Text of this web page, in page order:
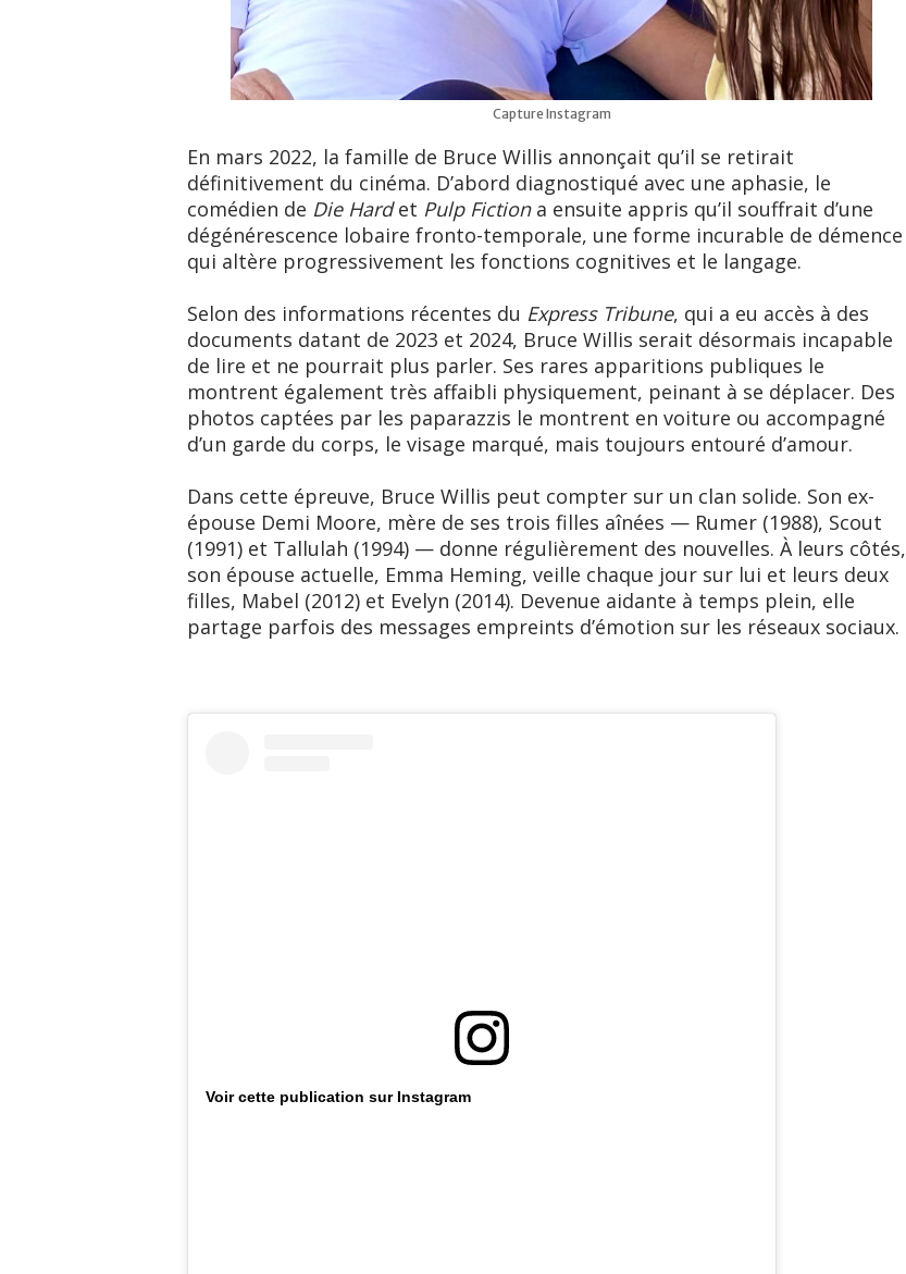
Capture Instagram
En mars 2022, la famille de Bruce Willis annonçait qu’il se retirait
définitivement du cinéma. D’abord diagnostiqué avec une aphasie, le
comédien de Die Hardet Pulp Fictiona ensuite appris qu’il souffrait d’une
dégénérescence lobaire fronto-temporale, une forme incurable de démence
qui altère progressivement les fonctions cognitives et le langage.
Selon des informations récentes du Express Tribune, qui a eu accès à des
documents datant de 2023 et 2024, Bruce Willis serait désormais incapable
de lire et ne pourrait plus parler. Ses rares apparitions publiques le
montrent également très affaibli physiquement, peinant à se déplacer. Des
photos captées par les paparazzis le montrent en voiture ou accompagné
d’un garde du corps, le visage marqué, mais toujours entouré d’amour.
Dans cette épreuve, Bruce Willis peut compter sur un clan solide. Son ex-
épouse Demi Moore, mère de ses trois filles aînées — Rumer (1988), Scout
(1991) et Tallulah (1994) — donne régulièrement des nouvelles. À leurs côtés,
son épouse actuelle, Emma Heming, veille chaque jour sur lui et leurs deux
filles, Mabel (2012) et Evelyn (2014). Devenue aidante à temps plein, elle
partage parfois des messages empreints d’émotion sur les réseaux sociaux.
Voir cette publication sur Instagram